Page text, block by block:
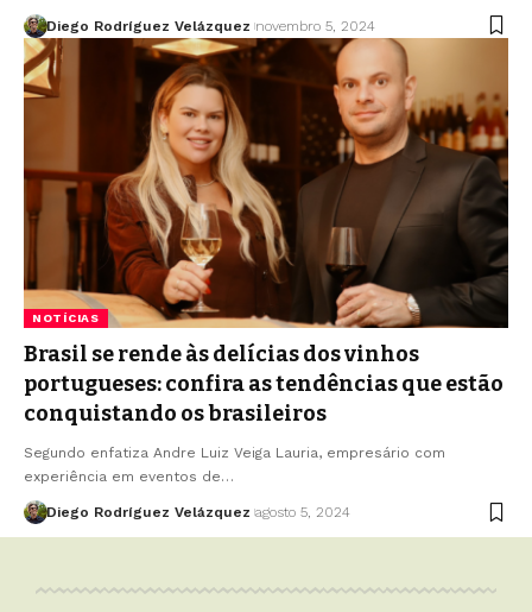
Diego Rodríguez Velázquez novembro 5, 2024
NOTÍCIAS
Brasil se rende às delícias dos vinhos
portugueses: confira as tendências que estão
conquistando os brasileiros
Segundo enfatiza Andre Luiz Veiga Lauria, empresário com
experiência em eventos de…
Diego Rodríguez Velázquez agosto 5, 2024